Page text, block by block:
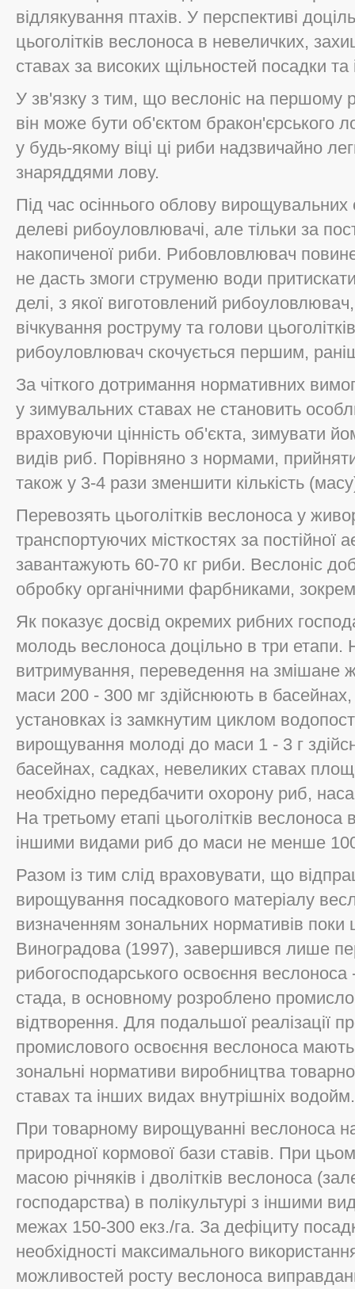
відлякування птахів. У перспективі
цьоголітків веслоноса в невеличких,
ставах за високих щільностей посадки та
У зв'язку з тим, що веслоніс на першому
він може бути об'єктом бракон'єрського
у будь-якому віці ці риби надзвичайно
знаряддями лову.
Під час осіннього облову
делеві рибоуловлювачі, але тільки за
накопиченої риби. Рибовловлювач
не дасть змоги струменю води
делі, з якої виготовлений
вічкування роструму та голови
рибоуловлювач скочується першим,
За чіткого дотримання нормативних
у зимувальних ставах не становить
враховуючи цінність об'єкта, зимувати
видів риб. Порівняно з нормами,
також у 3-4 рази зменшити кількість
Перевозять цьоголітків веслоноса у
транспортуючих місткостях за постійної
завантажують 60-70 кг риби. Веслоніс
обробку органічними фарбниками,
Як показує досвід окремих рибних
молодь веслоноса доцільно в три етапи.
витримування, переведення на змішане
маси 200 - 300 мг здійснюють в
установках із замкнутим циклом
вирощування молоді до маси 1 - 3 г
басейнах, садках, невеликих ставах
необхідно передбачити охорону риб,
На третьому етапі цьоголітків веслоноса
іншими видами риб до маси не менше
Разом із тим слід враховувати, що
вирощування посадкового матеріалу
визначенням зональних нормативів
Виноградова (1997), завершився лише
рибогосподарського освоєння
стада, в основному розроблено
відтворення. Для подальшої реалізації
промислового освоєння веслоноса
зональні нормативи виробництва
ставах та інших видах внутрішніх водойм.
При товарному вирощуванні веслоноса
природної кормової бази ставів. При
масою річняків і дволітків веслоноса
господарства) в полікультурі з іншими
межах 150-300 екз./га. За дефіциту
необхідності максимального
можливостей росту веслоноса